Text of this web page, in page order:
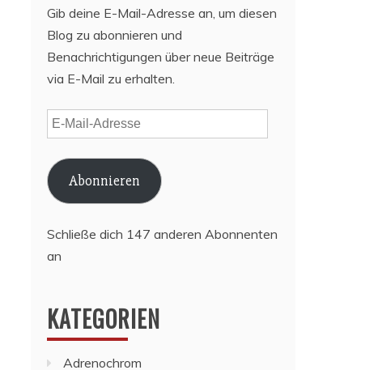
Gib deine E-Mail-Adresse an, um diesen
Blog zu abonnieren und
Benachrichtigungen über neue Beiträge
via E-Mail zu erhalten.
E-
Mail-
Adresse
Abonnieren
Schließe dich 147 anderen Abonnenten
an
KATEGORIEN
Adrenochrom